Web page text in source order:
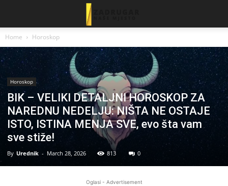
Home Horoskop
Horoskop
BIK – VELIKI DETALJNI HOROSKOP ZA
NAREDNU NEDELJU: NIŠTA NE OSTAJE
ISTO, ISTINA MENJA SVE, evo šta vam
sve stiže!
By Urednik - March 28, 2026 813 0
Oglasi - Advertisement